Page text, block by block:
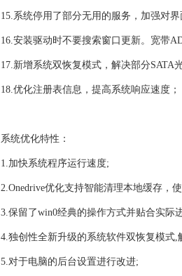
15.系统停用了部分无用的服务，加强对
16.安装驱动时不要搜索窗口更新。宽带
17.新增系统双恢复模式，解决部分SATA
18.优化注册表信息，提高系统响应速度；
系统优化特性：
1.加快系统程序运行速度;
2.Onedrive优化支持智能清理本地缓存，
3.保留了win0经典的操作方式并贴合实际
4.独创性全新升级的系统软件双恢复模式
5.对于电脑的后台设置进行改进;